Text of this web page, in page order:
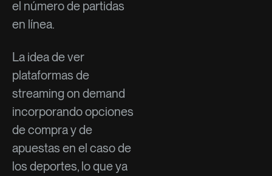
el número de partidas
en línea.
La idea de ver
plataformas de
streaming on demand
incorporando opciones
de compra y de
apuestas en el caso de
los deportes, lo que ya